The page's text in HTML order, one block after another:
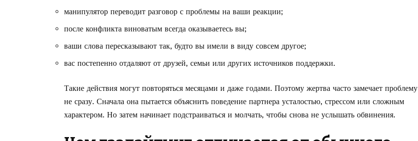
манипулятор переводит разговор с проблемы на ваши реакции;
после конфликта виноватым всегда оказываетесь вы;
ваши слова пересказывают так, будто вы имели в виду совсем другое;
вас постепенно отдаляют от друзей, семьи или других источников поддержки.
Такие действия могут повторяться месяцами и даже годами. Поэтому жертва часто замечает проблему
не сразу. Сначала она пытается объяснить поведение партнера усталостью, стрессом или сложным
характером. Но затем начинает подстраиваться и молчать, чтобы снова не услышать обвинения.